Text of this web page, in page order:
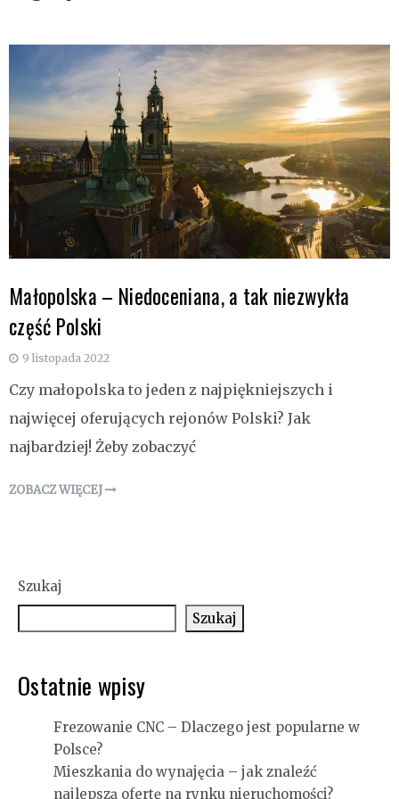
Małopolska – Niedoceniana, a tak niezwykła
część Polski
9 listopada 2022
Czy małopolska to jeden z najpiękniejszych i
najwięcej oferujących rejonów Polski? Jak
najbardziej! Żeby zobaczyć
ZOBACZ WIĘCEJ
Szukaj
Szukaj
Ostatnie wpisy
Frezowanie CNC – Dlaczego jest popularne w
Polsce?
Mieszkania do wynajęcia – jak znaleźć
najlepszą ofertę na rynku nieruchomości?